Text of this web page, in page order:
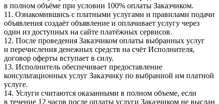
в полном объёме при условии 100% оплаты Заказчиком.
11. Ознакомившись с платными услугами и правилами подачи
объявления создаёт объявление и оплачивает услугу через
один из доступных на сайте платёжных сервисов.
12. После проведения Заказчиком оплаты выбранных услуг
и перечисления денежных средств на счёт Исполнителя,
договор оферты вступает в силу.
13. Исполнитель обеспечивает предоставление
консультационных услуг Заказчику по выбранной им платной
услуге.
14. Услуги считаются оказанными в полном объеме, если
в течение 12 часов после оплаты услуги Заказчиком не выслан